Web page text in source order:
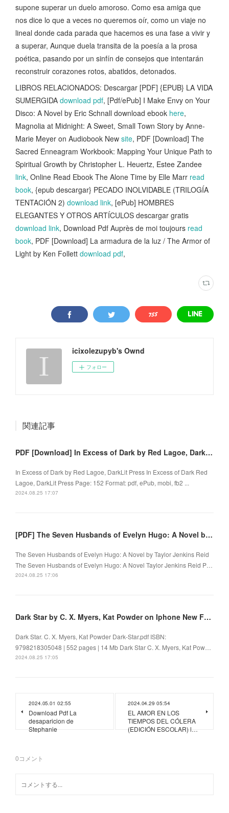
supone superar un duelo amoroso. Como esa amiga que
nos dice lo que a veces no queremos oír, como un viaje no
lineal donde cada parada que hacemos es una fase a vivir y
a superar, Aunque duela transita de la poesía a la prosa
poética, pasando por un sinfín de consejos que intentarán
reconstruir corazones rotos, abatidos, detonados.
LIBROS RELACIONADOS: Descargar [PDF] {EPUB} LA VIDA
SUMERGIDA download pdf, [Pdf/ePub] I Make Envy on Your
Disco: A Novel by Eric Schnall download ebook here,
Magnolia at Midnight: A Sweet, Small Town Story by Anne-
Marie Meyer on Audiobook New site, PDF [Download] The
Sacred Enneagram Workbook: Mapping Your Unique Path to
Spiritual Growth by Christopher L. Heuertz, Estee Zandee
link, Online Read Ebook The Alone Time by Elle Marr read
book, {epub descargar} PECADO INOLVIDABLE (TRILOGÍA
TENTACIÓN 2) download link, [ePub] HOMBRES
ELEGANTES Y OTROS ARTÍCULOS descargar gratis
download link, Download Pdf Auprès de moi toujours read
book, PDF [Download] La armadura de la luz / The Armor of
Light by Ken Follett download pdf,
icixolezupyb's Ownd
フォロー
関連記事
PDF [Download] In Excess of Dark by Red Lagoe, DarkLit Press
In Excess of Dark by Red Lagoe, DarkLit Press In Excess of Dark Red
Lagoe, DarkLit Press Page: 152 Format: pdf, ePub, mobi, fb2 ...
2024.08.25 17:07
[PDF] The Seven Husbands of Evelyn Hugo: A Novel by Taylor Jenkins Reid
The Seven Husbands of Evelyn Hugo: A Novel by Taylor Jenkins Reid
The Seven Husbands of Evelyn Hugo: A Novel Taylor Jenkins Reid P…
2024.08.25 17:06
Dark Star by C. X. Myers, Kat Powder on Iphone New Format
Dark Star. C. X. Myers, Kat Powder Dark-Star.pdf ISBN:
9798218305048 | 552 pages | 14 Mb Dark Star C. X. Myers, Kat Pow…
2024.08.25 17:05
2024.05.01 02:55
Download Pdf La
desaparicion de
Stephanie
2024.04.29 05:54
EL AMOR EN LOS
TIEMPOS DEL CÓLERA
(EDICIÓN ESCOLAR) l…
0コメント